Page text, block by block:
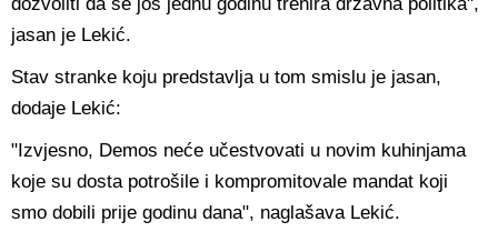
jasan je Lekić.
Stav stranke koju predstavlja u tom smislu je jasan,
dodaje Lekić:
"Izvjesno, Demos neće učestvovati u novim kuhinjama
koje su dosta potrošile i kompromitovale mandat koji
smo dobili prije godinu dana", naglašava Lekić.